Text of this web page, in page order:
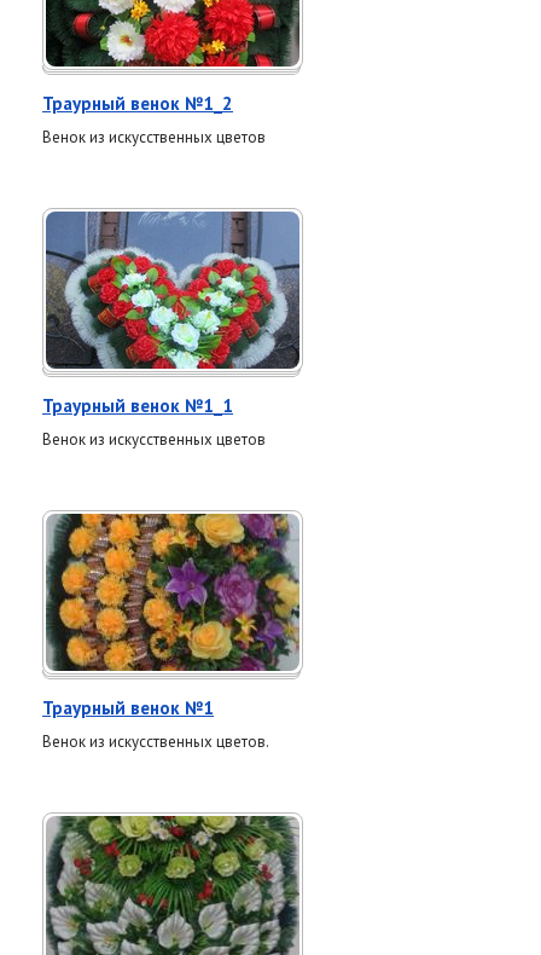
способ выразить память и заботу,
даже находясь далеко.
Траурный венок №1_2
Венок из искусственных цветов
Траурный венок №1_1
Венок из искусственных цветов
Траурный венок №1
Венок из искусственных цветов.